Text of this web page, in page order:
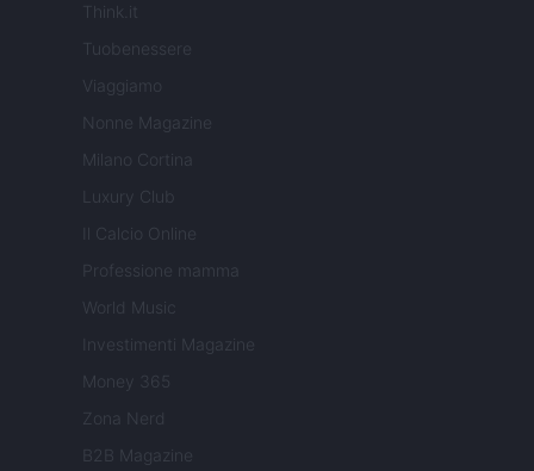
Think.it
Tuobenessere
Viaggiamo
Nonne Magazine
Milano Cortina
Luxury Club
Il Calcio Online
Professione mamma
World Music
Investimenti Magazine
Money 365
Zona Nerd
B2B Magazine